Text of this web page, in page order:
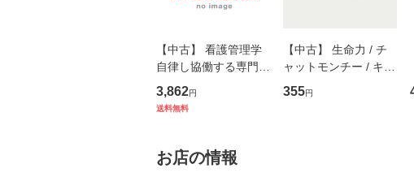
【中古】 看護管理学
自律し協働する専門職
の看護マネジメントス
キル 改訂第3版 (看護
堂 [単行
3,862円
送料無料
【中古】 生命力 / チ
ャットモンチー / キュ
ーンレコード [CD]
【メール便送料無料】
355円
お店の情報